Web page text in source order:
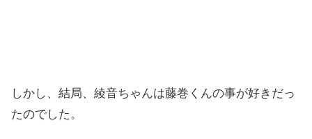
しかし、結局、綾音ちゃんは藤巻くんの事が好きだっ
たのでした。